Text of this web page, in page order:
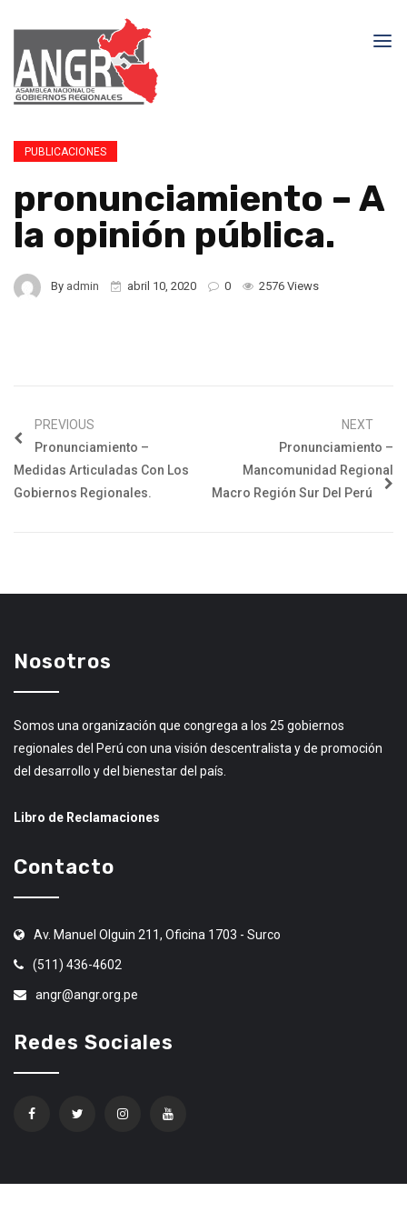
PUBLICACIONES
pronunciamiento – A
la opinión pública.
By admin abril 10, 2020 0 2576 Views
PREVIOUS
Pronunciamiento –
Medidas Articuladas Con Los
Gobiernos Regionales.
NEXT
Pronunciamiento –
Mancomunidad Regional
Macro Región Sur Del Perú
Nosotros
Somos una organización que congrega a los 25 gobiernos
regionales del Perú con una visión descentralista y de promoción
del desarrollo y del bienestar del país.
Libro de Reclamaciones
Contacto
Av. Manuel Olguin 211, Oficina 1703 - Surco
(511) 436-4602
angr@angr.org.pe
Redes Sociales